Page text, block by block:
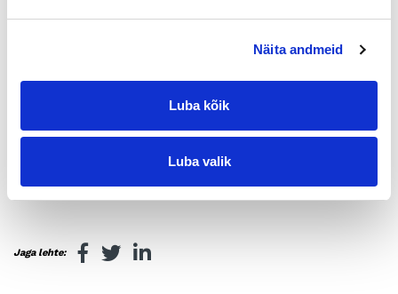
Näita andmeid
Luba kõik
Luba valik
Vuokrajohtajan hankkiminen
Digitaalinen markkinointi ja viestintä, some,
Myynnin ja markkinoinnin kehittäminen
Jaga lehte: